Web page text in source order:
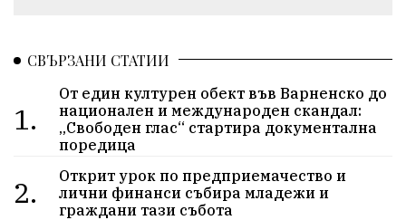
СВЪРЗАНИ СТАТИИ
1.
От един културен обект във Варненско до
национален и международен скандал:
„Свободен глас“ стартира документална
поредица
2.
Открит урок по предприемачество и
лични финанси събира младежи и
граждани тази събота